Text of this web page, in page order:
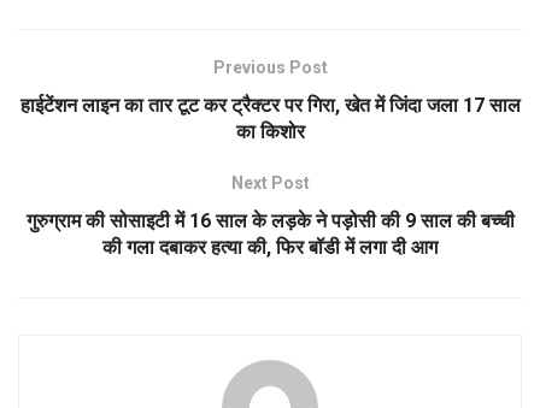
Previous Post
हाईटेंशन लाइन का तार टूट कर ट्रैक्टर पर गिरा, खेत में जिंदा जला 17 साल
का किशोर
Next Post
गुरुग्राम की सोसाइटी में 16 साल के लड़के ने पड़ोसी की 9 साल की बच्ची
की गला दबाकर हत्या की, फिर बॉडी में लगा दी आग